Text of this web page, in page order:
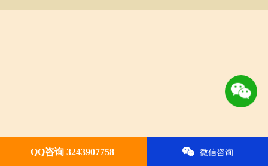
QQ咨询 3243907758 微信咨询